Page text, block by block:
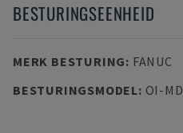
BESTURINGSEENHEID
MERK BESTURING: FANUC
BESTURINGSMODEL: OI-MD